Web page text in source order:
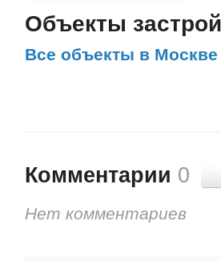
Объекты
Все объекты в
Комментарии 0
Нет комментариев